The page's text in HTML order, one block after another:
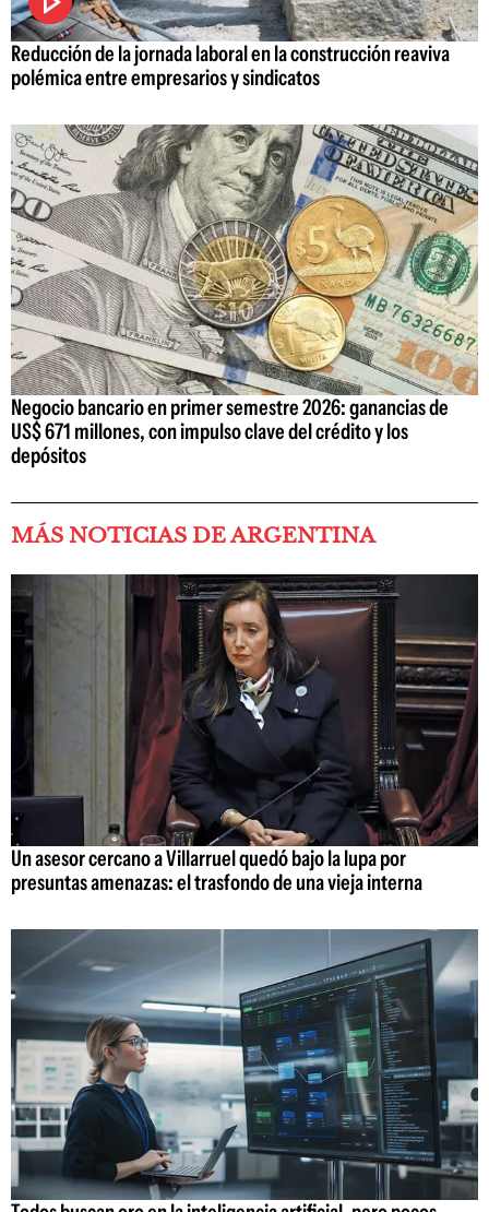
Reducción de la jornada laboral en la construcción reaviva
polémica entre empresarios y sindicatos
Negocio bancario en primer semestre 2026: ganancias de
US$ 671 millones, con impulso clave del crédito y los
depósitos
MÁS NOTICIAS DE ARGENTINA
Un asesor cercano a Villarruel quedó bajo la lupa por
presuntas amenazas: el trasfondo de una vieja interna